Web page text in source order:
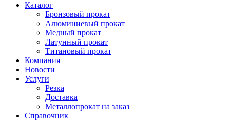
Каталог
Бронзовый прокат
Алюминиевый прокат
Медный прокат
Латунный прокат
Титановый прокат
Компания
Новости
Услуги
Резка
Доставка
Металлопрокат на заказ
Справочник